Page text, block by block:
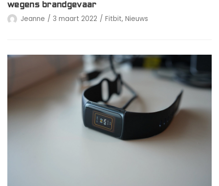
wegens brandgevaar
Jeanne 3 maart 2022 Fitbit, Nieuws